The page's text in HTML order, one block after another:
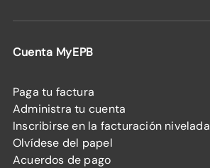
Cuenta MyEPB
Paga tu factura
Administra tu cuenta
Inscribirse en la facturación nivelada
Olvídese del papel
Acuerdos de pago